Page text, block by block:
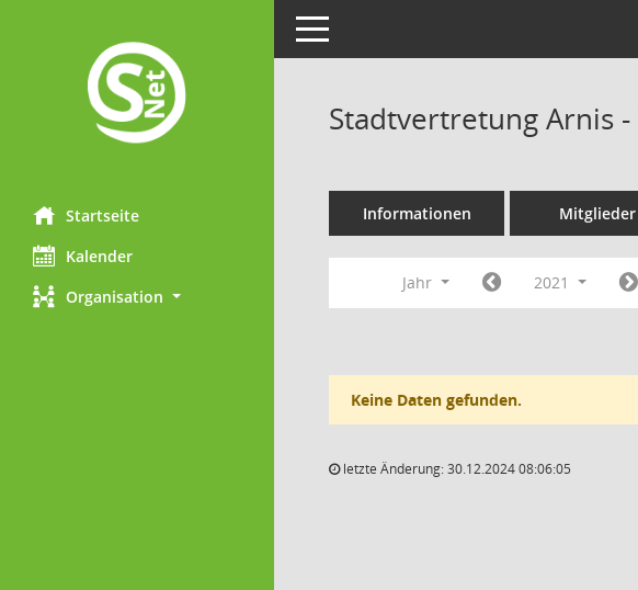
Startseite
Kalender
Organisation
Toggle navigation
Stadtvertretung Arnis -
Informationen Mitglieder
Jahr 2021
Keine Daten gefunden.
letzte Änderung: 30.12.2024 08:06:05